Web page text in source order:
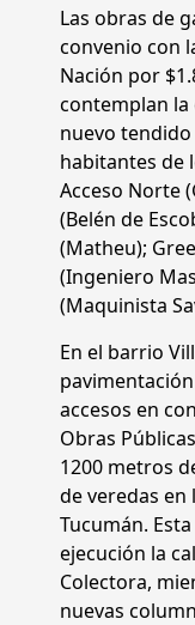
Las obras de
convenio con
Nación por
contemplan la
nuevo
habitantes de
Acceso Norte
(Belén de
(Matheu);
(Ingeniero
(Maquinista
En el barrio
accesos en
Obras
1200 metros
de veredas en
Tucumán.
ejecución la
Colectora,
nuevas